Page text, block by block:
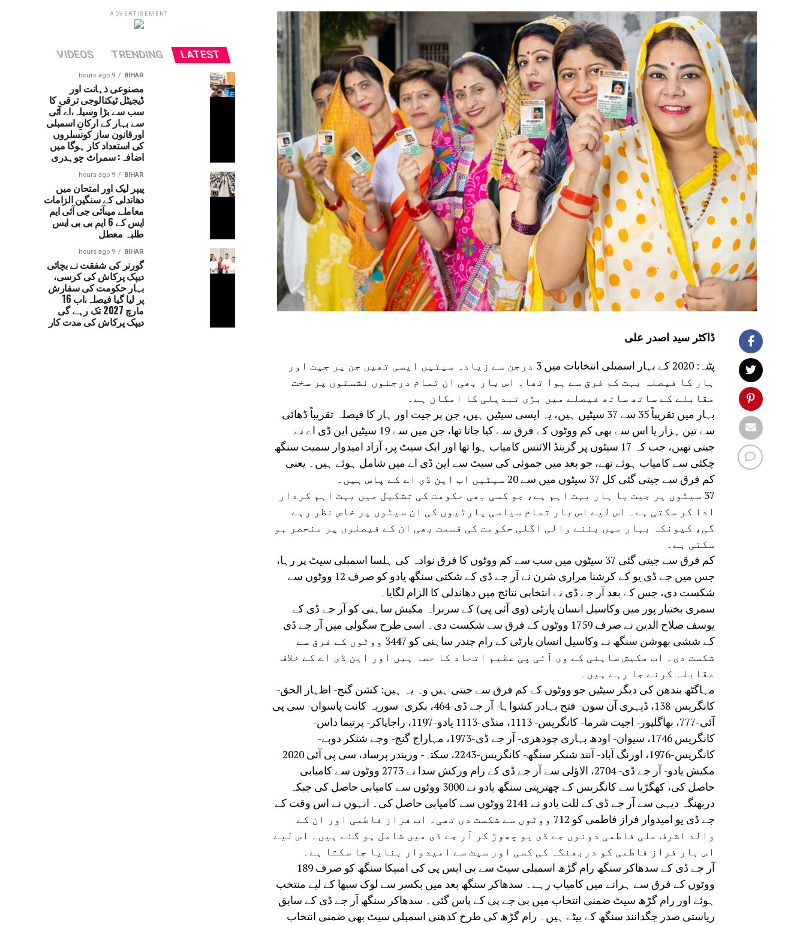
ڈاکٹر سید اصدر علی
پٹنہ: 2020 کے بہار اسمبلی انتخابات میں 3 درجن سے زیادہ سیٹیں ایسی تھیں جن پر جیت اور
ہار کا فیصلہ بہت کم فرق سے ہوا تھا۔ اس بار بھی ان تمام درجنوں نشستوں پر سخت
مقابلے کے ساتھ ساتھ فیصلے میں بڑی تبدیلی کا امکان ہے۔
بہار میں تقریباً 35 سے 37 سیٹیں ہیں، یہ ایسی سیٹیں ہیں، جن پر جیت اور ہار کا فیصلہ تقریباً ڈھائی
سے تین ہزار یا اس سے بھی کم ووٹوں کے فرق سے کیا جاتا تھا، جن میں سے 19 سیٹیں این ڈی اے نے
جیتی تھیں، جب کہ 17 سیٹوں پر گرینڈ الائنس کامیاب ہوا تھا اور ایک سیٹ پر، آزاد امیدوار سمیت سنگھ
چکئی سے کامیاب ہوئے تھے، جو بعد میں جموئی کی سیٹ سے این ڈی اے میں شامل ہوئے ہیں۔ یعنی
کم فرق سے جیتی گئی کل 37 سیٹوں میں سے 20 سیٹیں اب این ڈی اے کے پاس ہیں۔
37 سیٹوں پر جیت یا ہار بہت اہم ہے، جو کسی بھی حکومت کی تشکیل میں بہت اہم کردار
ادا کر سکتی ہے۔ اس لیے اس بار تمام سیاسی پارٹیوں کی ان سیٹوں پر خاص نظر رہے
گی، کیونکہ بہار میں بننے والی اگلی حکومت کی قسمت بھی ان کے فیصلوں پر منحصر ہو
سکتی ہے۔
کم فرق سے جیتی گئی 37 سیٹوں میں سب سے کم ووٹوں کا فرق نوادہ کی ہلسا اسمبلی سیٹ پر رہا،
جس میں جے ڈی یو کے کرشنا مراری شرن نے آر جے ڈی کے شکتی سنگھ یادو کو صرف 12 ووٹوں سے
شکست دی، جس کے بعد آر جے ڈی نے انتخابی نتائج میں دھاندلی کا الزام لگایا۔
سمری بختیار پور میں وکاسیل انسان پارٹی (وی آئی پی) کے سربراہ مکیش ساہنی کو آر جے ڈی کے
یوسف صلاح الدین نے صرف 1759 ووٹوں کے فرق سے شکست دی۔ اسی طرح سگولی میں آر جے ڈی
کے ششی بھوشن سنگھ نے وکاسیل انسان پارٹی کے رام چندر ساہنی کو 3447 ووٹوں کے فرق سے
شکست دی۔ اب مکیش ساہنی کے وی آئی پی عظیم اتحاد کا حصہ ہیں اور این ڈی اے کے خلاف
مقابلہ کرنے جا رہے ہیں۔
مہاگٹھ بندھن کی دیگر سیٹیں جو ووٹوں کے کم فرق سے جیتی ہیں وہ یہ ہیں: کشن گنج- اظہار الحق-
کانگریس-138، ڈیہری آن سون- فتح بہادر کشواہا- آر جے ڈی-464، بکری- سوریہ کانت پاسوان- سی پی
آئی-777، بھاگلپور- اجیت شرما- کانگریس- 1113، منڈی-1113 یادو-1197، راجاپاکر- پرتیما داس-
کانگریس 1746، سیوان- اودھ بہاری چودھری- آر جے ڈی-1973، مہاراج گنج- وجے شنکر دوبے-
کانگریس-1976، اورنگ آباد- آنند شنکر سنگھ- کانگریس-2243، سکتہ- وریندر پرساد، سی پی آئی 2020
مکیش یادو- آر جے ڈی- 2704، الاؤلی سے آر جے ڈی کے رام ورکش سدا نے 2773 ووٹوں سے کامیابی
حاصل کی، کھگڑیا سے کانگریس کے چھترپتی سنگھ یادو نے 3000 ووٹوں سے کامیابی حاصل کی جبکہ
دربھنگہ دیہی سے آر جے ڈی کے للت یادو نے 2141 ووٹوں سے کامیابی حاصل کی۔ انہوں نے اس وقت کے
جے ڈی یو امیدوار فراز فاطمی کو 712 ووٹوں سے شکست دی تھی۔ اب فراز فاطمی اور ان کے
والد اشرف علی فاطمی دونوں جے ڈی یو چھوڑ کر آر جے ڈی میں شامل ہو گئے ہیں۔ اس لیے
اس بار فراز فاطمی کو دربھنگہ کی کسی اور سیٹ سے امیدوار بنایا جا سکتا ہے۔
آر جے ڈی کے سدھاکر سنگھ رام گڑھ اسمبلی سیٹ سے بی ایس پی کی امبیکا سنگھ کو صرف 189
ووٹوں کے فرق سے ہرانے میں کامیاب رہے۔ سدھاکر سنگھ بعد میں بکسر سے لوک سبھا کے لیے منتخب
ہوئے اور رام گڑھ سیٹ ضمنی انتخاب میں بی جے پی کے پاس گئی۔ سدھاکر سنگھ آر جے ڈی کے سابق
ریاستی صدر جگدانند سنگھ کے بیٹے ہیں۔ رام گڑھ کی طرح کدھنی اسمبلی سیٹ بھی ضمنی انتخاب
ADVERTISEMENT
LATEST
TRENDING
VIDEOS
BIHAR
9 hours ago
مصنوعی ذہانت اور
ڈیجیٹل ٹیکنالوجی ترقی کا
سب سے بڑا وسیلہ،اے آئی
سے بہار کے ارکانِ اسمبلی
اورقانون ساز کونسلروں
کی استعداد کار ہوگا میں
اضافہ: سمراٹ چوہدری
BIHAR
9 hours ago
پیپر لیک اور امتحان میں
دھاندلی کے سنگین الزامات
معاملے میںآئی جی آئی ایم
ایس کے 6 ایم بی بی ایس
طلبہ معطل
BIHAR
9 hours ago
گورنر کی شفقت نے بچائی
دیپک پرکاش کی کرسی،
بہار حکومت کی سفارش
پر لیا گیا فیصلہ،اب 16
مارچ 2027 تک رہے گی
دیپک پرکاش کی مدت کار